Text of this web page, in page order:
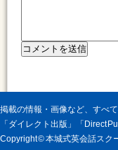
掲載の情報・画像など、すべ
「ダイレクト出版」「Direct
Copyright © 本城式英会話スク